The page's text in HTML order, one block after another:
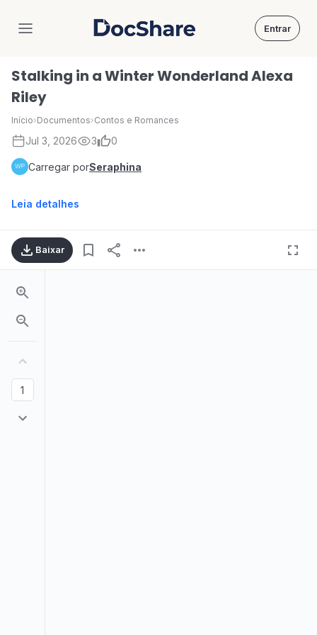
DocShare Entrar
Stalking in a Winter Wonderland Alexa
Riley
Início›Documentos›Contos e Romances
Jul 3, 2026 3 0
Carregar porSeraphina
Leia detalhes
Baixar